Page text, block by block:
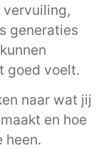
generaties
goed voelt.
naar wat jij
en hoe
heen.